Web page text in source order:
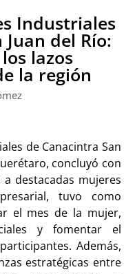
Industriales
del Río:
lazos
la región
de Canacintra San
concluyó con
destacadas mujeres
tuvo como
el mes de la mujer,
y fomentar el
Además,
estratégicas entre